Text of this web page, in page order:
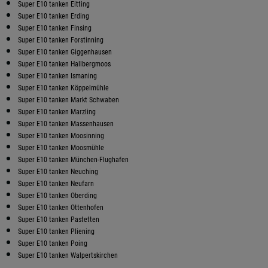
Super E10 tanken Eitting
Super E10 tanken Erding
Super E10 tanken Finsing
Super E10 tanken Forstinning
Super E10 tanken Giggenhausen
Super E10 tanken Hallbergmoos
Super E10 tanken Ismaning
Super E10 tanken Köppelmühle
Super E10 tanken Markt Schwaben
Super E10 tanken Marzling
Super E10 tanken Massenhausen
Super E10 tanken Moosinning
Super E10 tanken Moosmühle
Super E10 tanken München-Flughafen
Super E10 tanken Neuching
Super E10 tanken Neufarn
Super E10 tanken Oberding
Super E10 tanken Ottenhofen
Super E10 tanken Pastetten
Super E10 tanken Pliening
Super E10 tanken Poing
Super E10 tanken Walpertskirchen